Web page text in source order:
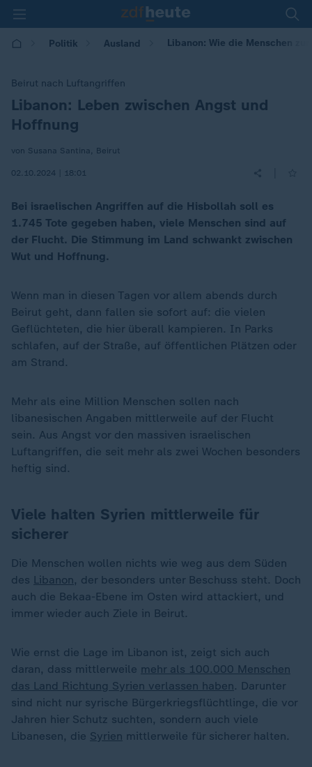
Politik Ausland Libanon: Wie die Menschen
Beirut nach Luftangriffen
:Libanon: Leben zwischen Angst und
Hoffnung
von Susana Santina, Beirut
02.10.2024 | 18:01
Bei israelischen Angriffen auf die Hisbollah soll es
1.745 Tote gegeben haben, viele Menschen sind auf
der Flucht. Die Stimmung im Land schwankt zwischen
Wut und Hoffnung.
Wenn man in diesen Tagen vor allem abends durch
Beirut geht, dann fallen sie sofort auf: die vielen
Geflüchteten, die hier überall kampieren. In Parks
schlafen, auf der Straße, auf öffentlichen Plätzen oder
am Strand.
Mehr als eine Million Menschen sollen nach
libanesischen Angaben mittlerweile auf der Flucht
sein. Aus Angst vor den massiven israelischen
Luftangriffen, die seit mehr als zwei Wochen besonders
heftig sind.
Viele halten Syrien mittlerweile für
sicherer
Die Menschen wollen nichts wie weg aus dem Süden
des Libanon, der besonders unter Beschuss steht. Doch
auch die Bekaa-Ebene im Osten wird attackiert, und
immer wieder auch Ziele in Beirut.
Wie ernst die Lage im Libanon ist, zeigt sich auch
daran, dass mittlerweile mehr als 100.000 Menschen
das Land Richtung Syrien verlassen haben. Darunter
sind nicht nur syrische Bürgerkriegsflüchtlinge, die vor
Jahren hier Schutz suchten, sondern auch viele
Libanesen, die Syrien mittlerweile für sicherer halten.